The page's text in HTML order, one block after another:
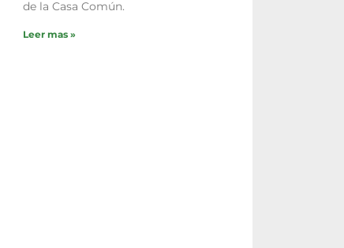
de la Casa Común.
Leer mas »